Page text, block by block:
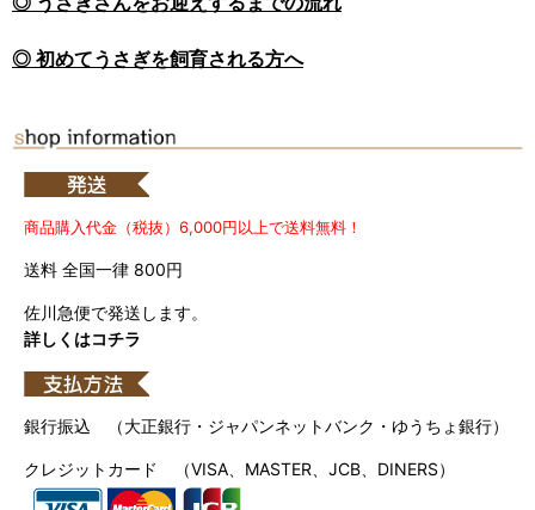
◎ 初めてうさぎを飼育される方へ
商品購入代金（税抜）6,000円以上で送料無料！
送料 全国一律 800円
佐川急便で発送します。
詳しくはコチラ
銀行振込 （大正銀行・ジャパンネットバンク・ゆうちょ銀行）
クレジットカード （VISA、MASTER、JCB、DINERS）